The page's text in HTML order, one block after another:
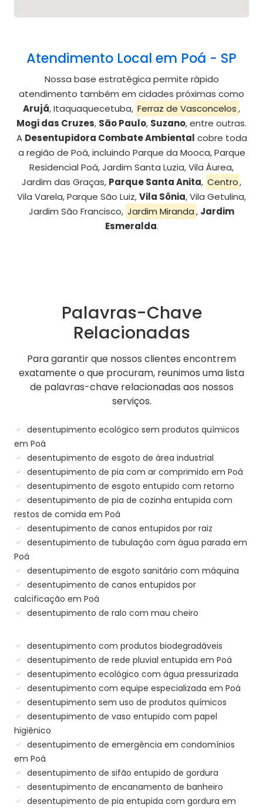
Atendimento Local em Poá - SP
Nossa base estratégica permite rápido
atendimento também em cidades próximas como
Arujá, Itaquaquecetuba, Ferraz de Vasconcelos,
Mogi das Cruzes, São Paulo, Suzano, entre outras.
A Desentupidora Combate Ambiental cobre toda
a região de Poá, incluindo Parque da Mooca, Parque
Residencial Poá, Jardim Santa Luzia, Vila Áurea,
Jardim das Graças, Parque Santa Anita, Centro,
Vila Varela, Parque São Luiz,Vila Sônia, Vila Getulina,
Jardim São Francisco, Jardim Miranda, Jardim
Esmeralda.
Palavras-Chave
Relacionadas
Para garantir que nossos clientes encontrem
exatamente o que procuram, reunimos uma lista
de palavras-chave relacionadas aos nossos
serviços.
desentupimento ecológico sem produtos químicos
em Poá
desentupimento de esgoto de área industrial
desentupimento de pia com ar comprimido em Poá
desentupimento de esgoto entupido com retorno
desentupimento de pia de cozinha entupida com
restos de comida em Poá
desentupimento de canos entupidos por raiz
desentupimento de tubulação com água parada em
Poá
desentupimento de esgoto sanitário com máquina
desentupimento de canos entupidos por
calcificação em Poá
desentupimento de ralo com mau cheiro
desentupimento com produtos biodegradáveis
desentupimento de rede pluvial entupida em Poá
desentupimento ecológico com água pressurizada
desentupimento com equipe especializada em Poá
desentupimento sem uso de produtos químicos
desentupimento de vaso entupido com papel
higiênico
desentupimento de emergência em condomínios
em Poá
desentupimento de sifão entupido de gordura
desentupimento de encanamento de banheiro
desentupimento de pia entupida com gordura em